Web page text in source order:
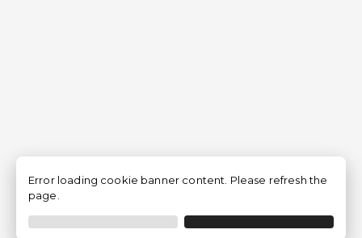
Filtrar
Error loading cookie banner content. Please refresh the
page.